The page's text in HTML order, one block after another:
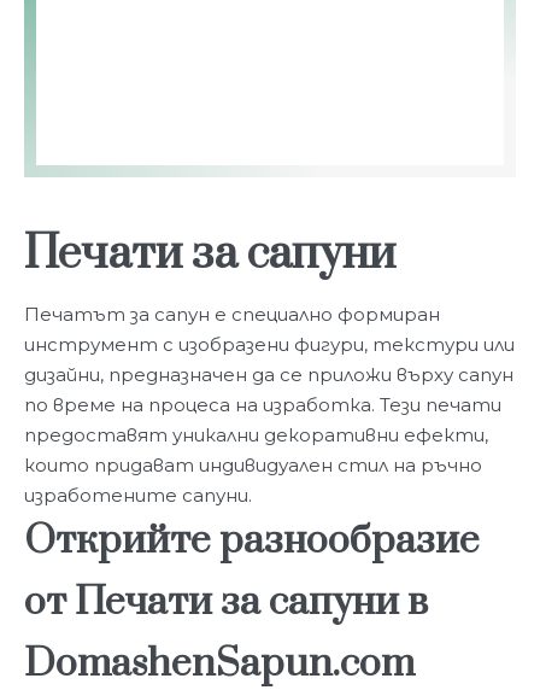
Печати за сапуни
Печатът за сапун е специално формиран
инструмент с изобразени фигури, текстури или
дизайни, предназначен да се приложи върху сапун
по време на процеса на изработка. Тези печати
предоставят уникални декоративни ефекти,
които придават индивидуален стил на ръчно
изработените сапуни.
Открийте разнообразие
от Печати за сапуни в
DomashenSapun.com